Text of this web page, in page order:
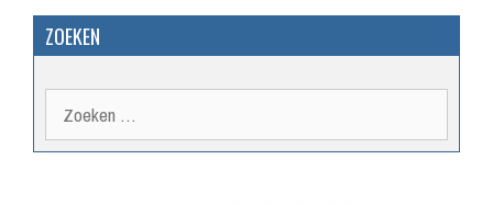
ZOEKEN
naar: